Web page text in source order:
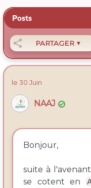
Posts
 PARTAGER ▼
le 30 Juin
NAAJ 
Bonjour,
suite à l'avenant
se cotent en